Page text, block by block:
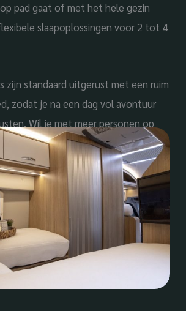
pad gaat of met het hele gezin
slaapoplossingen voor 2 tot 4
zijn standaard uitgerust met een ruim
zodat je na een dag vol avontuur
Wil je met meer personen op
twee extra slaapplaatsen
en comfortabele daktent.